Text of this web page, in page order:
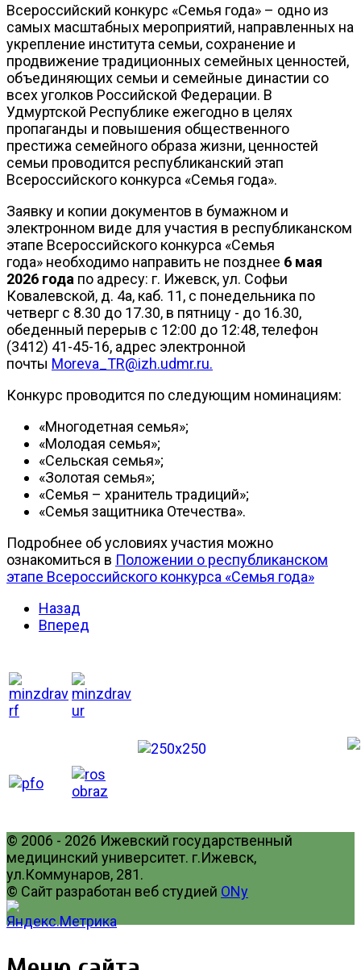
Всероссийский конкурс «Семья года» – одно из
самых масштабных мероприятий, направленных на
укрепление института семьи, сохранение и
продвижение традиционных семейных ценностей,
объединяющих семьи и семейные династии со
всех уголков Российской Федерации. В
Удмуртской Республике ежегодно в целях
пропаганды и повышения общественного
престижа семейного образа жизни, ценностей
семьи проводится республиканский этап
Всероссийского конкурса «Семья года».
Заявку и копии документов в бумажном и
электронном виде для участия в республиканском
этапе Всероссийского конкурса «Семья
года» необходимо направить не позднее 6 мая
2026 года по адресу: г. Ижевск, ул. Софьи
Ковалевской, д. 4а, каб. 11, с понедельника по
четверг с 8.30 до 17.30, в пятницу - до 16.30,
обеденный перерыв с 12:00 до 12:48, телефон
(3412) 41-45-16, адрес электронной
почты Moreva_TR@izh.udmr.ru.
Конкурс проводится по следующим номинациям:
«Многодетная семья»;
«Молодая семья»;
«Сельская семья»;
«Золотая семья»;
«Семья – хранитель традиций»;
«Семья защитника Отечества».
Подробнее об условиях участия можно
ознакомиться в Положении о республиканском
этапе Всероссийского конкурса «Семья года»
Назад
Вперед
© 2006 - 2026 Ижевский государственный
медицинский университет. г.Ижевск,
ул.Коммунаров, 281.
© Сайт разработан веб студией ONy